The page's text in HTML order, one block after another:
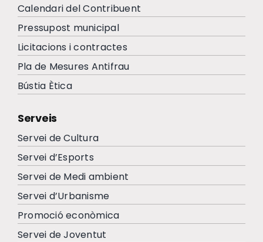
Calendari del Contribuent
Pressupost municipal
Licitacions i contractes
Pla de Mesures Antifrau
Bústia Ètica
Serveis
Servei de Cultura
Servei d’Esports
Servei de Medi ambient
Servei d’Urbanisme
Promoció econòmica
Servei de Joventut